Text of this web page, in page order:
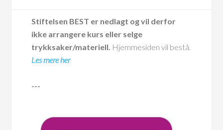
Stiftelsen BEST er nedlagt og vil derfor
ikke arrangere kurs eller selge
trykksaker/materiell. Hjemmesiden vil bestå.
Les mere her
---